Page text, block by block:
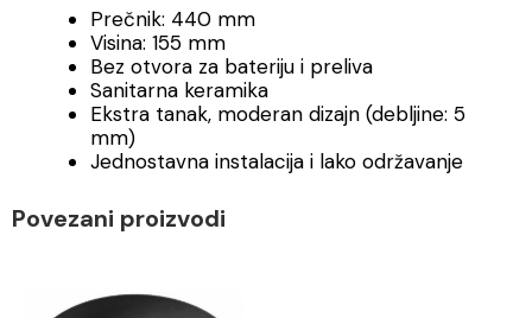
Prečnik: 440 mm
Visina: 155 mm
Bez otvora za bateriju i preliva
Sanitarna keramika
Ekstra tanak, moderan dizajn (debljine: 5
mm)
Jednostavna instalacija i lako održavanje
Povezani proizvodi